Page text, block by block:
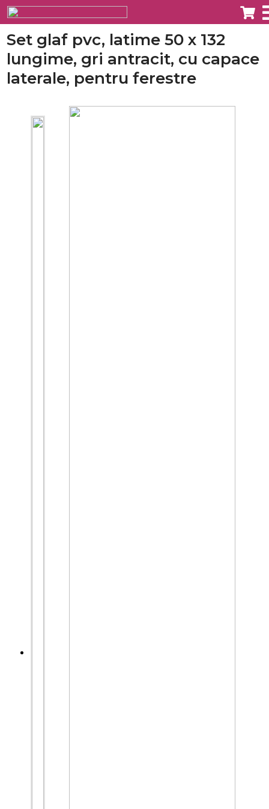
Set glaf pvc, latime 50 x 132
lungime, gri antracit, cu capace
laterale, pentru ferestre